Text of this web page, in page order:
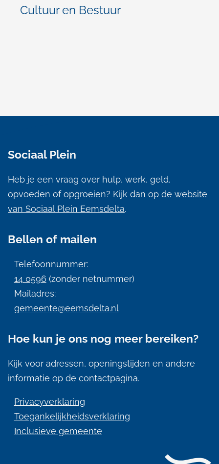
Cultuur en Bestuur
g
m
m
Sociaal Plein
Heb je een vraag over hulp, werk, geld,
opvoeden of opgroeien? Kijk dan op de website
van Sociaal Plein Eemsdelta.
Bellen of mailen
Telefoonnummer:
14 0596 (zonder netnummer)
Mailadres:
gemeente@eemsdelta.nl
Hoe kun je ons nog meer bereiken?
Kijk voor adressen, openingstijden en andere
informatie op de contactpagina.
Privacyverklaring
Toegankelijkheidsverklaring
Inclusieve gemeente